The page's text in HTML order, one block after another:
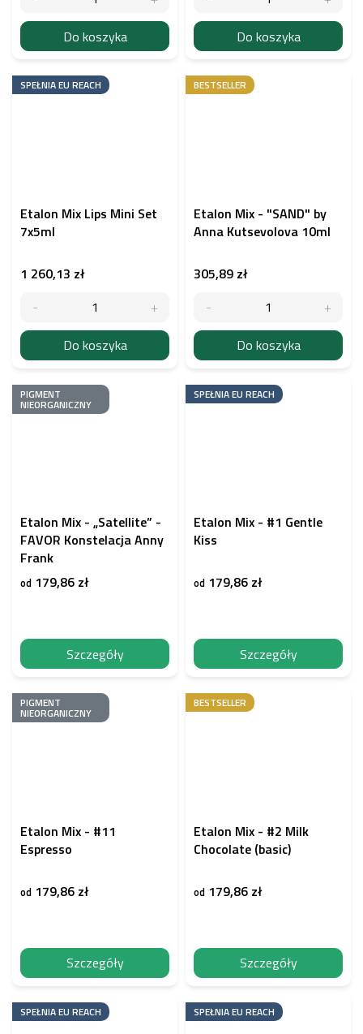
Do koszyka Do koszyka
SPEŁNIA EU REACH
Etalon Mix Lips Mini Set
7x5ml
1 260,13 zł
Do koszyka
BESTSELLER
Etalon Mix - "SAND" by
Anna Kutsevolova 10ml
305,89 zł
Do koszyka
PIGMENT
NIEORGANICZNY
Etalon Mix - „Satellite” -
FAVOR Konstelacja Anny
Frank
od 179,86 zł
Szczegóły
SPEŁNIA EU REACH
Etalon Mix - #1 Gentle
Kiss
od 179,86 zł
Szczegóły
PIGMENT
NIEORGANICZNY
Etalon Mix - #11
Espresso
od 179,86 zł
Szczegóły
BESTSELLER
Etalon Mix - #2 Milk
Chocolate (basic)
od 179,86 zł
Szczegóły
SPEŁNIA EU REACH SPEŁNIA EU REACH